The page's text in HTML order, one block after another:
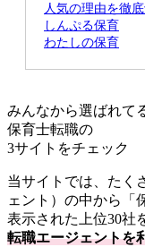
人気の理由を徹
しんぷる保育
わたしの保育
みんなから選ばれて
保育士転職の
3サイト をチェック
当サイトでは、たく
ェント）の中から「
表示された上位30社
転職エージェントを